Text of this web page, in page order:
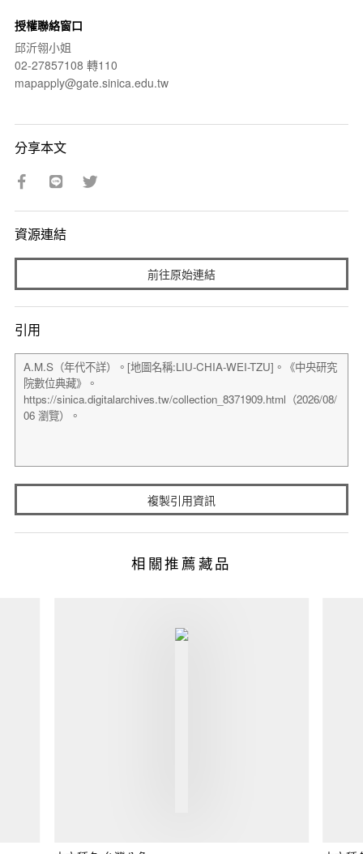
授權聯絡窗口
邱沂翎小姐
02-27857108 轉110
mapapply@gate.sinica.edu.tw
分享本文
資源連結
前往原始連結
引用
複製引用資訊
相關推薦藏品